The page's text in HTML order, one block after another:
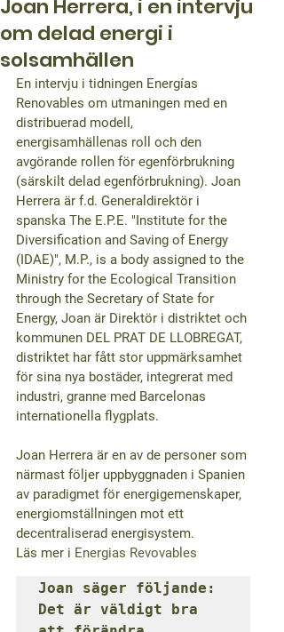
Joan Herrera, i en intervju
om delad energi i
solsamhällen
En intervju i tidningen Energías
Renovables om utmaningen med en
distribuerad modell,
energisamhällenas roll och den
avgörande rollen för egenförbrukning
(särskilt delad egenförbrukning). Joan
Herrera är f.d. Generaldirektör i
spanska The E.P.E. "Institute for the
Diversification and Saving of Energy
(IDAE)", M.P., is a body assigned to the
Ministry for the Ecological Transition
through the Secretary of State for
Energy, Joan är Direktör i distriktet och
kommunen DEL PRAT DE LLOBREGAT,
distriktet har fått stor uppmärksamhet
för sina nya bostäder, integrerat med
industri, granne med Barcelonas
internationella flygplats.
Joan Herrera är en av de personer som
närmast följer uppbyggnaden i Spanien
av paradigmet för energigemenskaper,
energiomställningen mot ett
decentraliserad energisystem.
Läs mer i Energias Revovables
Joan säger följande:
Det är väldigt bra